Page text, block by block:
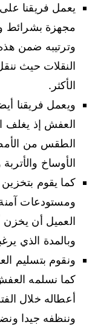
يعمل فريقنا
مجهزة بشرائط
وترتيبه ضمن
النقلات حيث
الأكثر.
ويعمل فريقنا
العفش إذ يغلف
الطقس من
الأوساخ
كما يقوم
ومستودعات آمنة
العميل أن يخزن
وبالمدة الذي
ونقوم بتسليم
كما نسلمه
أعطاله خلال
وننظفه جيدا